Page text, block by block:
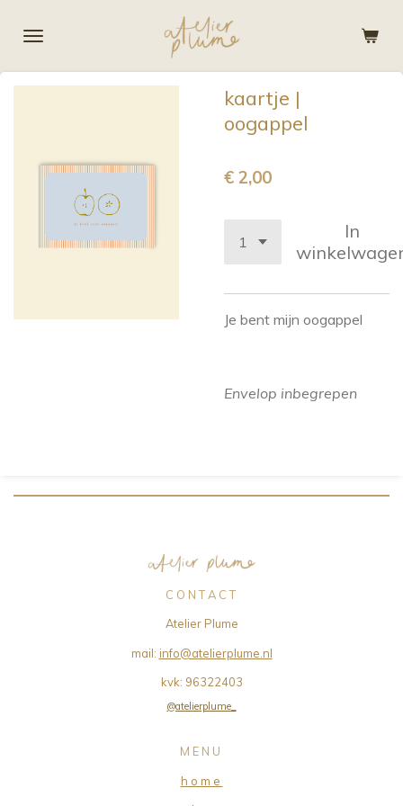
direct
de
kaartje |
oogappel
€ 2,00
In
Je bent mijn oogappel
Envelop inbegrepen
C O N T A C T
Atelier Plume
mail: info@atelierplume.nl
kvk: 96322403
@atelierplume_
M E N U
h o m e